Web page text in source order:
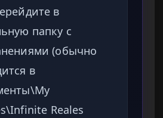
в
папку с
(обычно
в
Reales